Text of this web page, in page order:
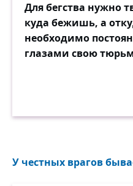
Для бегства нужно
куда бежишь, а
необходимо
глазами свою
У честных врагов